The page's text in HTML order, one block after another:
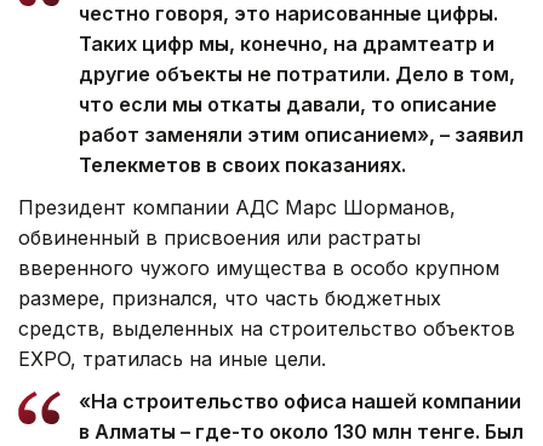
честно говоря, это нарисованные цифры.
Таких цифр мы, конечно, на драмтеатр и
другие объекты не потратили. Дело в том,
что если мы откаты давали, то описание
работ заменяли этим описанием», – заявил
Телекметов в своих показаниях.
Президент компании АДС Марс Шорманов,
обвиненный в присвоения или растраты
вверенного чужого имущества в особо крупном
размере, признался, что часть бюджетных
средств, выделенных на строительство объектов
EXPO, тратилась на иные цели.
«На строительство офиса нашей компании
в Алматы – где-то около 130 млн тенге. Был